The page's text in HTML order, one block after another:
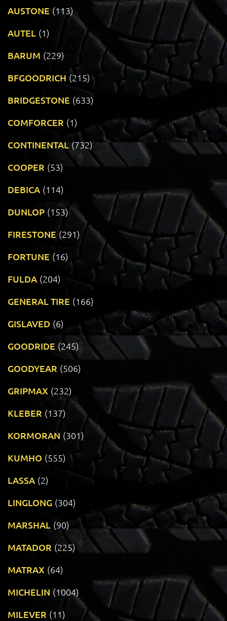
AUSTONE (113)
AUTEL (1)
BARUM (229)
BFGOODRICH (215)
BRIDGESTONE (633)
COMFORCER (1)
CONTINENTAL (732)
COOPER (53)
DEBICA (114)
DUNLOP (153)
FIRESTONE (291)
FORTUNE (16)
FULDA (204)
GENERAL TIRE (166)
GISLAVED (6)
GOODRIDE (245)
GOODYEAR (506)
GRIPMAX (232)
KLEBER (137)
KORMORAN (301)
KUMHO (555)
LASSA (2)
LINGLONG (304)
MARSHAL (90)
MATADOR (225)
MATRAX (64)
MICHELIN (1004)
MILEVER (11)